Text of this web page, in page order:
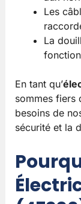
Les
La
En tant qu’
sommes fiers
besoins de
sécurité et la